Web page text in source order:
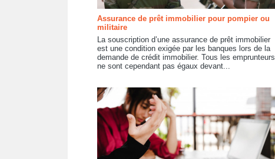
Assurance de prêt immobilier pour pompier ou
militaire
La souscription d’une assurance de prêt immobilier
est une condition exigée par les banques lors de la
demande de crédit immobilier. Tous les emprunteurs
ne sont cependant pas égaux devant...